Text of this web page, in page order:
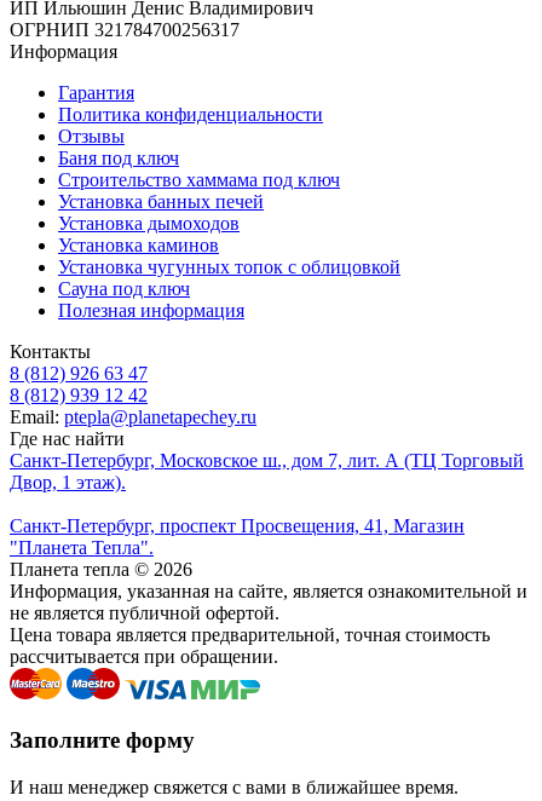
ИП Ильюшин Денис Владимирович
ОГРНИП 321784700256317
Информация
Гарантия
Политика конфиденциальности
Отзывы
Баня под ключ
Строительство хаммама под ключ
Установка банных печей
Установка дымоходов
Установка каминов
Установка чугунных топок с облицовкой
Сауна под ключ
Полезная информация
Контакты
8 (812) 926 63 47
8 (812) 939 12 42
Email: ptepla@planetapechey.ru
Где нас найти
Санкт-Петербург, Московское ш., дом 7, лит. А (ТЦ Торговый
Двор, 1 этаж).
Санкт-Петербург, проспект Просвещения, 41, Магазин
"Планета Тепла".
Планета тепла © 2026
Информация, указанная на сайте, является ознакомительной и
не является публичной офертой.
Цена товара является предварительной, точная стоимость
рассчитывается при обращении.
Заполните форму
И наш менеджер свяжется с вами в ближайшее время.